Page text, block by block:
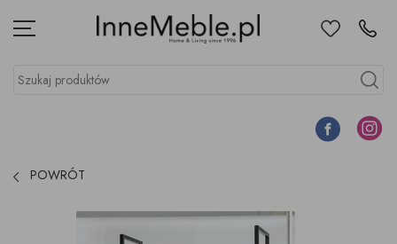
Menu UlubioneKontakt
Szukaj produktów
Szukaj
Facebook
POWRÓT